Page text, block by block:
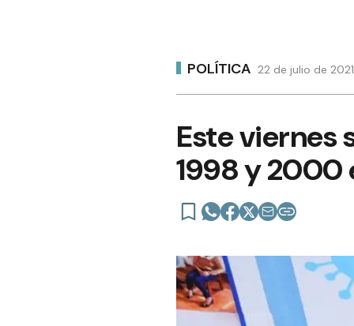
POLÍTICA 22 de julio de
Este viernes
1998 y 2000